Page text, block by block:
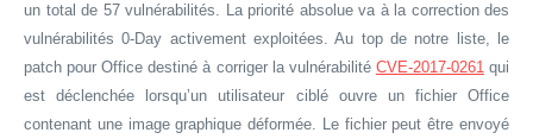
un total de 57 vulnérabilités. La priorité absolue va à la correction des
vulnérabilités 0-Day activement exploitées. Au top de notre liste, le
patch pour Office destiné à corriger la vulnérabilité CVE-2017-0261qui
est déclenchée lorsqu’un utilisateur ciblé ouvre un fichier Office
contenant une image graphique déformée. Le fichier peut être envoyé